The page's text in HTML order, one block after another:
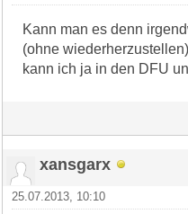
Kann man es denn
(ohne
kann ich ja in den DFU
xansgarx
25.07.2013, 10:10